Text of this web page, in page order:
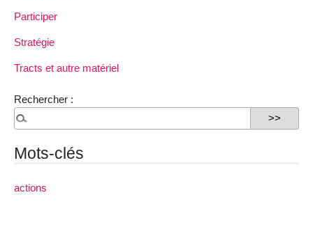
Participer
Stratégie
Tracts et autre matériel
Rechercher :
Mots-clés
actions